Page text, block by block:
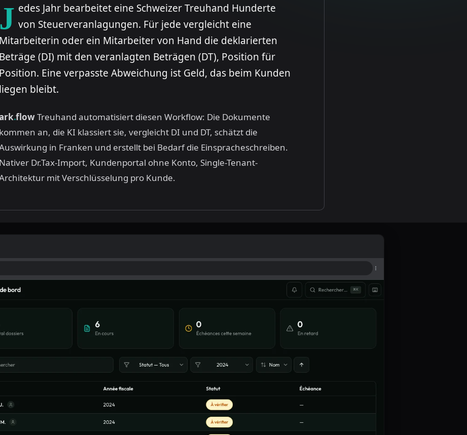
Jedes Jahr bearbeitet eine Schweizer Treuhand Hunderte von Steuerveranlagungen. Für jede vergleicht eine
Mitarbeiterin oder ein Mitarbeiter von Hand die deklarierten
Beträge (DI) mit den veranlagten Beträgen (DT), Position für
Position. Eine verpasste Abweichung ist Geld, das beim Kunden
liegen bleibt.
.flowTreuhand automatisiert diesen Workflow: Die Dokumente
kommen an, die KI klassiert sie, vergleicht DI und DT, schätzt die
in Franken und erstellt bei Bedarf die Einspracheschreiben.
Nativer Dr.Tax-Import, Kundenportal ohne Konto, Single-Tenant-
mit Verschlüsselung pro Kunde.